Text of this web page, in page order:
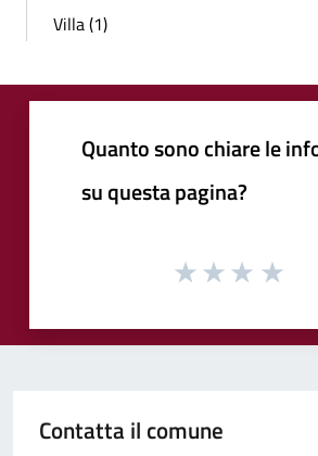
Villa (1)
Quanto sono chiare le
su questa pagina?
Contatta il comune